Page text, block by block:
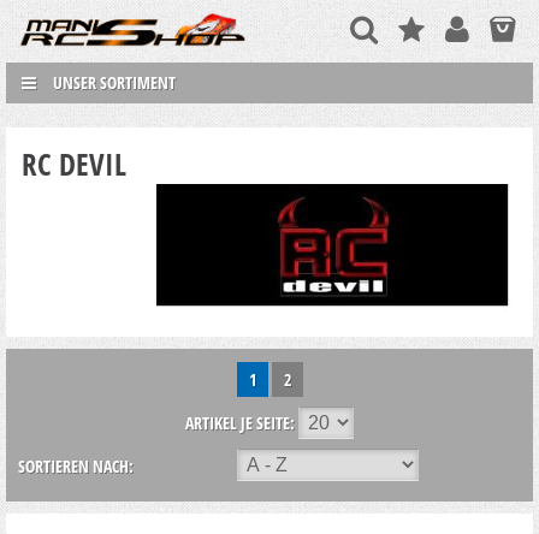
UNSER SORTIMENT
RC DEVIL
1
2
ARTIKEL JE SEITE:
SORTIEREN NACH: